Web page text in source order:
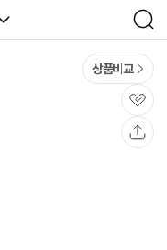
검
색
상품비교
관
심